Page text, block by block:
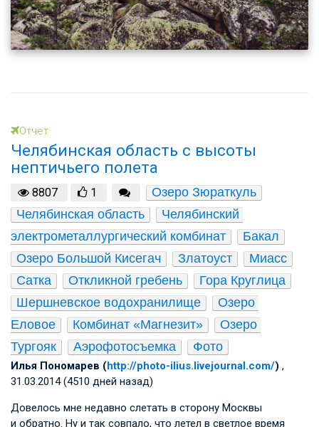
Отчет
Челябинская область с высоты
нептичьего полета
8807 1
Озеро Зюраткуль
Челябинская область
Челябинский
электрометаллургический комбинат
Бакал
Озеро Большой Кисегач
Златоуст
Миасс
Сатка
Откликной гребень
Гора Круглица
Шершневское водохранилище
Озеро
Еловое
Комбинат «Магнезит»
Озеро
Тургояк
Аэрофотосъемка Фото
Илья Пономарев (http://photo-ilius.livejournal.com/) ,
31.03.2014 (4510 дней назад)
Довелось мне недавно слетать в сторону Москвы
и обратно. Ну и так совпало, что летел в светлое время